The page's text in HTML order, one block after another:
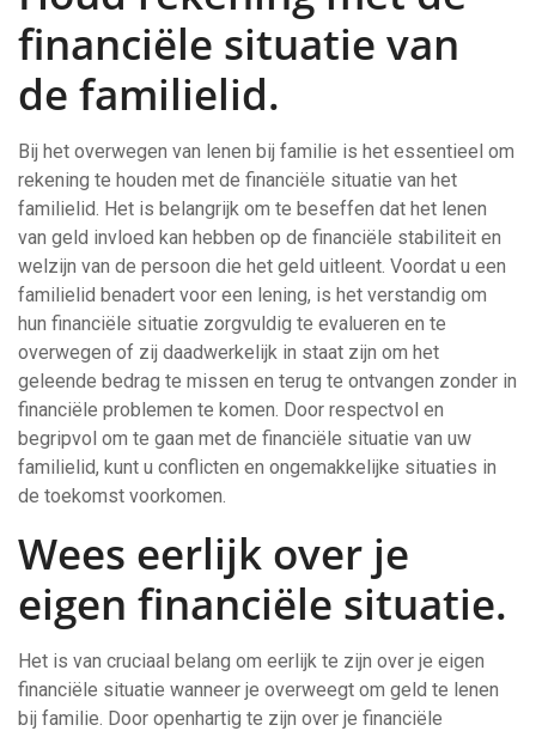
financiële situatie van
de familielid.
Bij het overwegen van lenen bij familie is het essentieel om
rekening te houden met de financiële situatie van het
familielid. Het is belangrijk om te beseffen dat het lenen
van geld invloed kan hebben op de financiële stabiliteit en
welzijn van de persoon die het geld uitleent. Voordat u een
familielid benadert voor een lening, is het verstandig om
hun financiële situatie zorgvuldig te evalueren en te
overwegen of zij daadwerkelijk in staat zijn om het
geleende bedrag te missen en terug te ontvangen zonder in
financiële problemen te komen. Door respectvol en
begripvol om te gaan met de financiële situatie van uw
familielid, kunt u conflicten en ongemakkelijke situaties in
de toekomst voorkomen.
Wees eerlijk over je
eigen financiële situatie.
Het is van cruciaal belang om eerlijk te zijn over je eigen
financiële situatie wanneer je overweegt om geld te lenen
bij familie. Door openhartig te zijn over je financiële